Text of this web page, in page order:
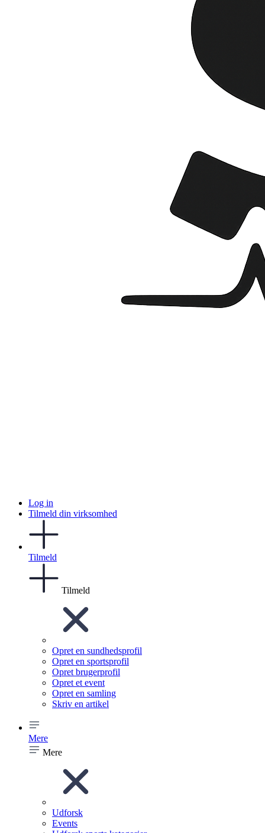
Log in
Tilmeld din virksomhed
Tilmeld
Tilmeld
Opret en sundhedsprofil
Opret en sportsprofil
Opret brugerprofil
Opret et event
Opret en samling
Skriv en artikel
Mere
Mere
Udforsk
Events